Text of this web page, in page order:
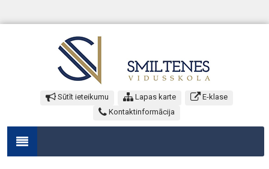
Sūtīt ieteikumu Lapas karte
E-klase
Kontaktinformācija